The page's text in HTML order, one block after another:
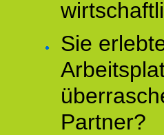
Sie
Partner?